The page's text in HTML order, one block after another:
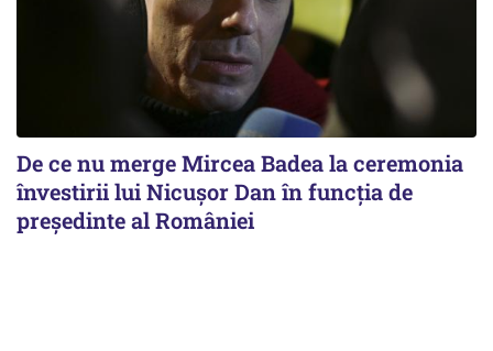
De ce nu merge Mircea Badea la ceremonia
învestirii lui Nicușor Dan în funcția de
președinte al României